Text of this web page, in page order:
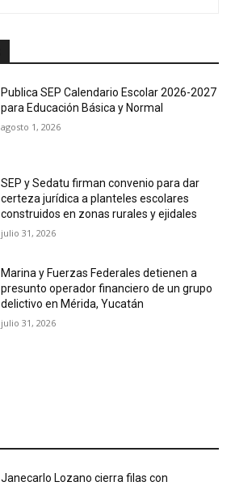
Publica SEP Calendario Escolar 2026-2027
para Educación Básica y Normal
agosto 1, 2026
SEP y Sedatu firman convenio para dar
certeza jurídica a planteles escolares
construidos en zonas rurales y ejidales
julio 31, 2026
Marina y Fuerzas Federales detienen a
presunto operador financiero de un grupo
delictivo en Mérida, Yucatán
julio 31, 2026
Janecarlo Lozano cierra filas con